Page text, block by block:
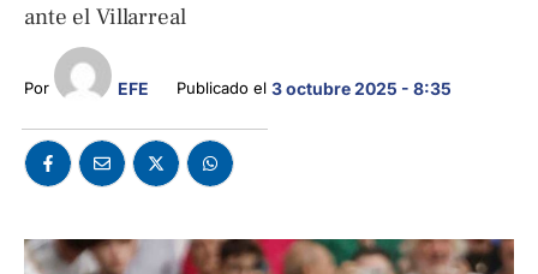
ante el Villarreal
Por EFE Publicado el 3 octubre 2025 - 8:35